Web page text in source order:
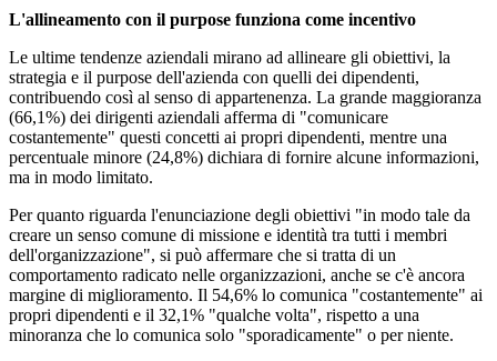
L'allineamento con il purpose funziona come incentivo
Le ultime tendenze aziendali mirano ad allineare gli obiettivi, la
strategia e il purpose dell'azienda con quelli dei dipendenti,
contribuendo così al senso di appartenenza. La grande maggioranza
(66,1%) dei dirigenti aziendali afferma di "comunicare
costantemente" questi concetti ai propri dipendenti, mentre una
percentuale minore (24,8%) dichiara di fornire alcune informazioni,
ma in modo limitato.
Per quanto riguarda l'enunciazione degli obiettivi "in modo tale da
creare un senso comune di missione e identità tra tutti i membri
dell'organizzazione", si può affermare che si tratta di un
comportamento radicato nelle organizzazioni, anche se c'è ancora
margine di miglioramento. Il 54,6% lo comunica "costantemente" ai
propri dipendenti e il 32,1% "qualche volta", rispetto a una
minoranza che lo comunica solo "sporadicamente" o per niente.